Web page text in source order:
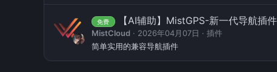
免费 【AI辅助】MistGPS-新一代导航插件
MistCloud 2026年04月07日
插件
简单实用的兼容导航插件